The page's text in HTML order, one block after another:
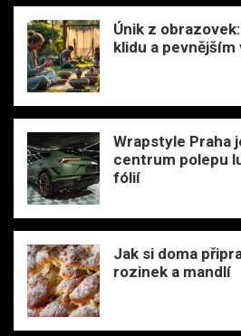
Únik z
klidu a
Wrapstyle Praha
centrum polepu
fólií
Jak si doma
rozinek a mandlí